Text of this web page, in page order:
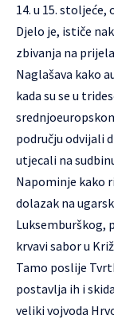
14. u 15. stoljeće,
Djelo je, ističe
zbivanja na
Naglašava kako
kada su se u
području odvijali
utjecali na
Napominje kako
dolazak na
Luksemburškog,
krvavi sabor u
Tamo poslije
postavlja ih i
veliki vojvoda